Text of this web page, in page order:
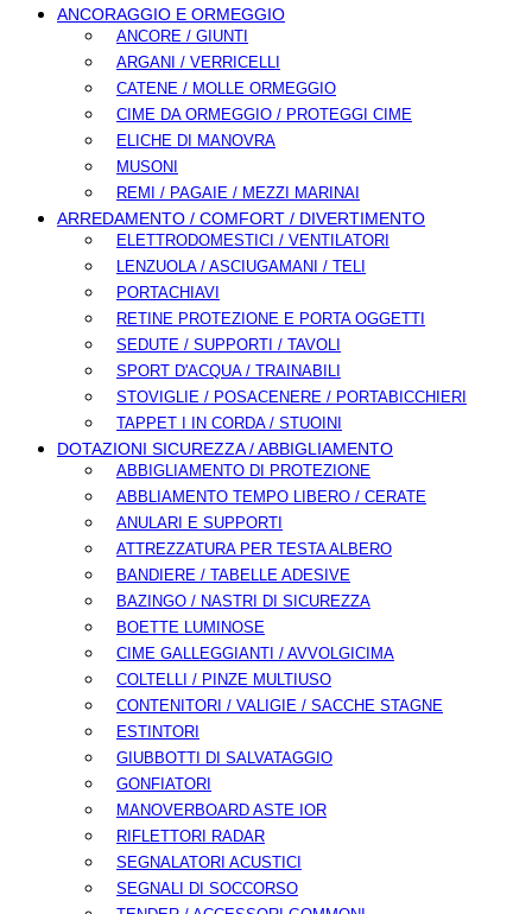
ANCORAGGIO E ORMEGGIO
ANCORE / GIUNTI
ARGANI / VERRICELLI
CATENE / MOLLE ORMEGGIO
CIME DA ORMEGGIO / PROTEGGI CIME
ELICHE DI MANOVRA
MUSONI
REMI / PAGAIE / MEZZI MARINAI
ARREDAMENTO / COMFORT / DIVERTIMENTO
ELETTRODOMESTICI / VENTILATORI
LENZUOLA / ASCIUGAMANI / TELI
PORTACHIAVI
RETINE PROTEZIONE E PORTA OGGETTI
SEDUTE / SUPPORTI / TAVOLI
SPORT D'ACQUA / TRAINABILI
STOVIGLIE / POSACENERE / PORTABICCHIERI
TAPPET I IN CORDA / STUOINI
DOTAZIONI SICUREZZA / ABBIGLIAMENTO
ABBIGLIAMENTO DI PROTEZIONE
ABBLIAMENTO TEMPO LIBERO / CERATE
ANULARI E SUPPORTI
ATTREZZATURA PER TESTA ALBERO
BANDIERE / TABELLE ADESIVE
BAZINGO / NASTRI DI SICUREZZA
BOETTE LUMINOSE
CIME GALLEGGIANTI / AVVOLGICIMA
COLTELLI / PINZE MULTIUSO
CONTENITORI / VALIGIE / SACCHE STAGNE
ESTINTORI
GIUBBOTTI DI SALVATAGGIO
GONFIATORI
MANOVERBOARD ASTE IOR
RIFLETTORI RADAR
SEGNALATORI ACUSTICI
SEGNALI DI SOCCORSO